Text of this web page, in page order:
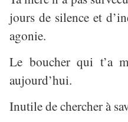
jours de silence et
agonie.
Le boucher qui t’a
aujourd’hui.
Inutile de chercher à